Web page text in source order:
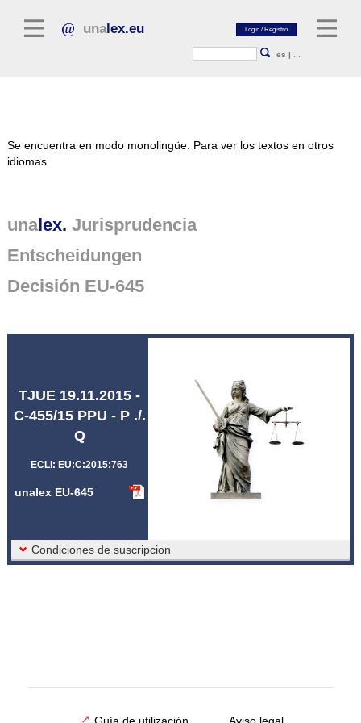
unalex.eu
es |
Textos normativos
Jurisprudencia
Se encuentra en modo monolingüe. Para ver los textos en otros
idiomas
unalex. Jurisprudencia
Entscheidungen
Decisión EU-645
TJUE 19.11.2015 -
C-455/15 PPU - P ./.
Q
ECLI: EU:C:2015:763
unalex EU-645
Condiciones de suscripcion
Guía de utilización Aviso legal